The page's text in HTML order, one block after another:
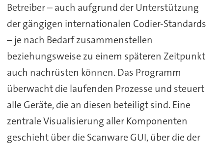
Betreiber – auch aufgrund der Unterstützung
der gängigen internationalen Codier-Standards
– je nach Bedarf zusammenstellen
beziehungsweise zu einem späteren Zeitpunkt
auch nachrüsten können. Das Programm
überwacht die laufenden Prozesse und steuert
alle Geräte, die an diesen beteiligt sind. Eine
zentrale Visualisierung aller Komponenten
geschieht über die Scanware GUI, über die der